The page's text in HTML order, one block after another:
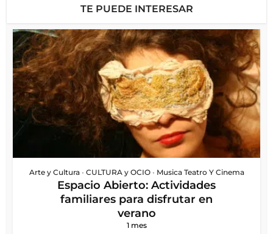
TE PUEDE INTERESAR
Arte y Cultura • CULTURA y OCIO • Musica Teatro Y Cinema
Espacio Abierto: Actividades
familiares para disfrutar en
verano
1 mes